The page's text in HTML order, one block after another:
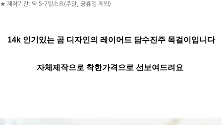
★ 제작기간: 약 5-7일소요(주말, 공휴일 제외)
14k 인기있는 곰 디자인의 레이어드 담수진주 목걸이입니다
자체제작으로 착한가격으로 선보여드려요